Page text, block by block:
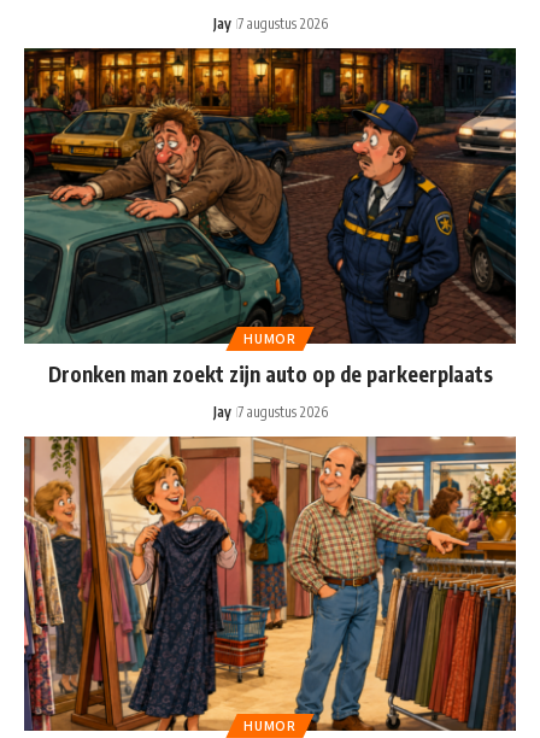
Jay 7 augustus 2026
HUMOR
Dronken man zoekt zijn auto op de parkeerplaats
Jay 7 augustus 2026
HUMOR